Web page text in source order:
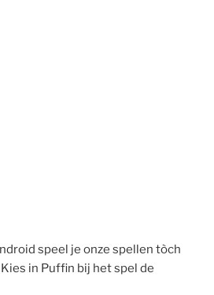
speel je onze spellen tòch
in Puffin bij het spel de